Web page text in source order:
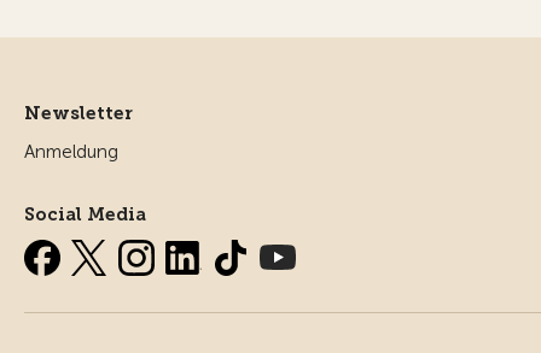
Newsletter
Anmeldung
Social Media